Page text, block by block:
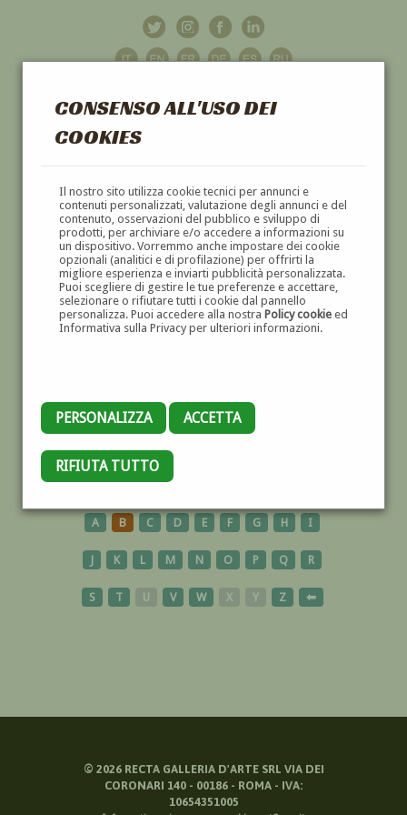
CONSENSO ALL'USO DEI
COOKIES
Il nostro sito utilizza cookie tecnici per annunci e
contenuti personalizzati, valutazione degli annunci e del
contenuto, osservazioni del pubblico e sviluppo di
prodotti, per archiviare e/o accedere a informazioni su
un dispositivo. Vorremmo anche impostare dei cookie
opzionali (analitici e di profilazione) per offrirti la
migliore esperienza e inviarti pubblicità personalizzata.
Puoi scegliere di gestire le tue preferenze e accettare,
selezionare o rifiutare tutti i cookie dal pannello
personalizza. Puoi accedere alla nostra Policy cookieed
Informativa sulla Privacy per ulteriori informazioni.
PERSONALIZZA ACCETTA
RIFIUTA TUTTO
GALLERIAD'ARTE
DIPINTI E SCULTURE '800 E '900
FRATE
A B C D E F G H I
J K L M N O P Q R
S T U V W X Y Z ⬅
© 2026RECTA GALLERIA D'ARTE SRL VIA DEI
CORONARI 140 - 00186 - ROMA - IVA:
10654351005